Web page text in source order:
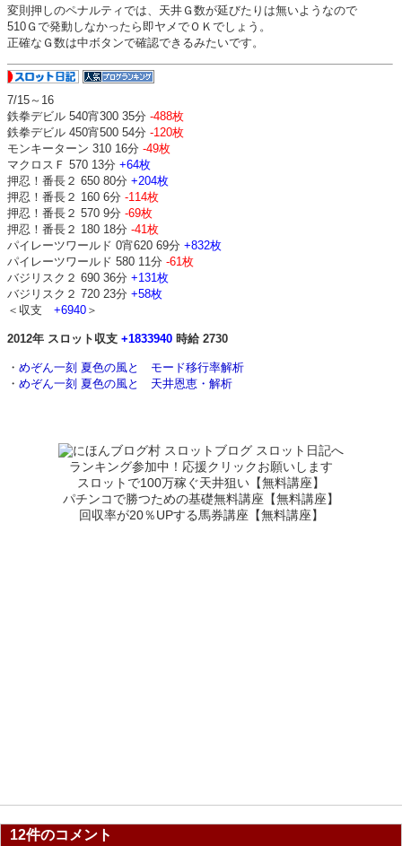
変則押しのペナルティでは、天井Ｇ数が延びたりは無いようなので
510Ｇで発動しなかったら即ヤメでＯＫでしょう。
正確なＧ数は中ボタンで確認できるみたいです。
7/15～16
鉄拳デビル 540宵300 35分 -488枚
鉄拳デビル 450宵500 54分 -120枚
モンキーターン 310 16分 -49枚
マクロスＦ 570 13分 +64枚
押忍！番長２ 650 80分 +204枚
押忍！番長２ 160 6分 -114枚
押忍！番長２ 570 9分 -69枚
押忍！番長２ 180 18分 -41枚
パイレーツワールド 0宵620 69分 +832枚
パイレーツワールド 580 11分 -61枚
バジリスク２ 690 36分 +131枚
バジリスク２ 720 23分 +58枚
＜収支 +6940 ＞
2012年 スロット収支 +1833940 時給 2730
・ めぞん一刻 夏色の風と モード移行率解析
・ めぞん一刻 夏色の風と 天井恩恵・解析
ランキング参加中！応援クリックお願いします
スロットで100万稼ぐ天井狙い【無料講座】
パチンコで勝つための基礎無料講座【無料講座】
回収率が20％UPする馬券講座【無料講座】
12件のコメント